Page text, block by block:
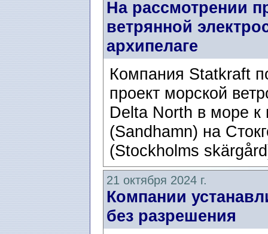
На рассмотрении
ветрянной
архипелаге
Компания Statkraft
проект морской
Delta North в море к
(Sandhamn) на
(Stockholms
21 октября 2024 г.
Компании
без разрешения